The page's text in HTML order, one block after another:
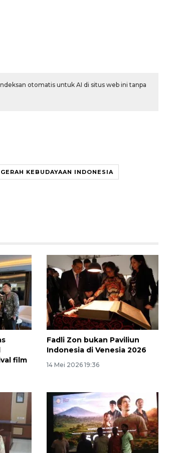
otomatis untuk AI di situs web ini tanpa
KEBUDAYAAN INDONESIA
film
Fadli Zon bukan Paviliun
Indonesia di Venesia 2026
14 Mei 2026 19:36